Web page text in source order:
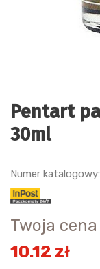
Pentart
30ml
Numer
Twoja
10.12 zł